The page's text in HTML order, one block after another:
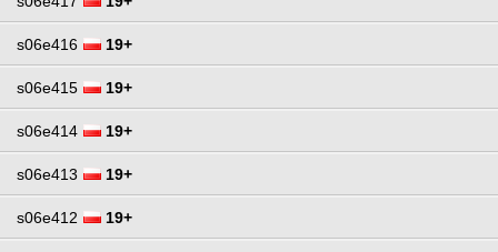
s06e416 19+
s06e415 19+
s06e414 19+
s06e413 19+
s06e412 19+